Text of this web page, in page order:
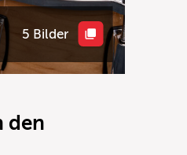
5 Bilder
den